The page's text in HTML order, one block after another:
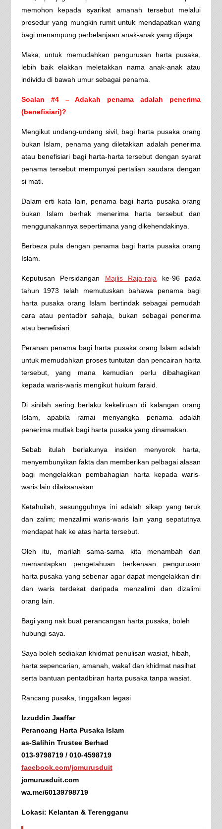
memohon kepada syarikat amanah tersebut melalui
prosedur yang mungkin rumit untuk mendapatkan wang
bagi menampung perbelanjaan anak-anak yang dijaga.
Maka, untuk memudahkan pengurusan harta pusaka,
lebih baik elakkan meletakkan nama anak-anak atau
individu di bawah umur sebagai penama.
Soalan #4 – Adakah penama adalah penerima
(benefisiari)?
Mengikut undang-undang sivil, bagi harta pusaka orang
bukan Islam, penama yang diletakkan adalah penerima
atau benefisiari bagi harta-harta tersebut dengan syarat
penama tersebut mempunyai pertalian saudara dengan
si mati.
Dalam erti kata lain, penama bagi harta pusaka orang
bukan Islam berhak menerima harta tersebut dan
menggunakannya sepertimana yang dikehendakinya.
Berbeza pula dengan penama bagi harta pusaka orang
Islam.
Keputusan Persidangan Majlis Raja-raja ke-96 pada
tahun 1973 telah memutuskan bahawa penama bagi
harta pusaka orang Islam bertindak sebagai pemudah
cara atau pentadbir sahaja, bukan sebagai penerima
atau benefisiari.
Peranan penama bagi harta pusaka orang Islam adalah
untuk memudahkan proses tuntutan dan pencairan harta
tersebut, yang mana kemudian perlu dibahagikan
kepada waris-waris mengikut hukum faraid.
Di sinilah sering berlaku kekeliruan di kalangan orang
Islam, apabila ramai menyangka penama adalah
penerima mutlak bagi harta pusaka yang dinamakan.
Sebab itulah berlakunya insiden menyorok harta,
menyembunyikan fakta dan memberikan pelbagai alasan
bagi mengelakkan pembahagian harta kepada waris-
waris lain dilaksanakan.
Ketahuilah, sesungguhnya ini adalah sikap yang teruk
dan zalim; menzalimi waris-waris lain yang sepatutnya
mendapat hak ke atas harta tersebut.
Oleh itu, marilah sama-sama kita menambah dan
memantapkan pengetahuan berkenaan pengurusan
harta pusaka yang sebenar agar dapat mengelakkan diri
dan waris terdekat daripada menzalimi dan dizalimi
orang lain.
Bagi yang nak buat perancangan harta pusaka, boleh
hubungi saya.
Saya boleh sediakan khidmat penulisan wasiat, hibah,
harta sepencarian, amanah, wakaf dan khidmat nasihat
serta bantuan pentadbiran harta pusaka tanpa wasiat.
Rancang pusaka, tinggalkan legasi
Izzuddin Jaaffar
Perancang Harta Pusaka Islam
as-Salihin Trustee Berhad
013-9798719 / 010-4598719
facebook.com/jomurusduit
jomurusduit.com
wa.me/60139798719
Lokasi: Kelantan & Terengganu